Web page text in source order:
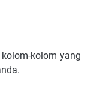
kоlоm уаng